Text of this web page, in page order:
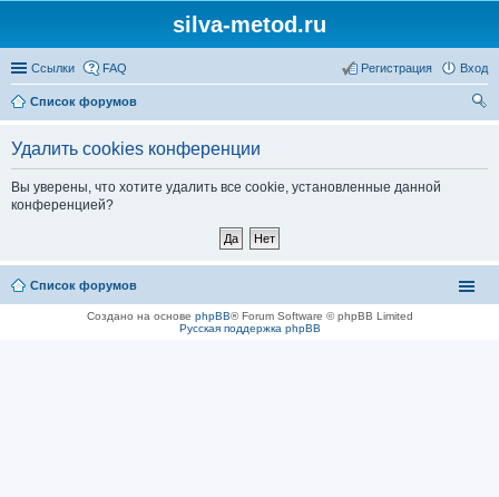
silva-metod.ru
Ссылки FAQ Вход
Регистрация
Список форумов
Удалить cookies конференции
Вы уверены, что хотите удалить все cookie, установленные данной
конференцией?
Список форумов
Создано на основе phpBB® Forum Software © phpBB Limited
Русская поддержка phpBB